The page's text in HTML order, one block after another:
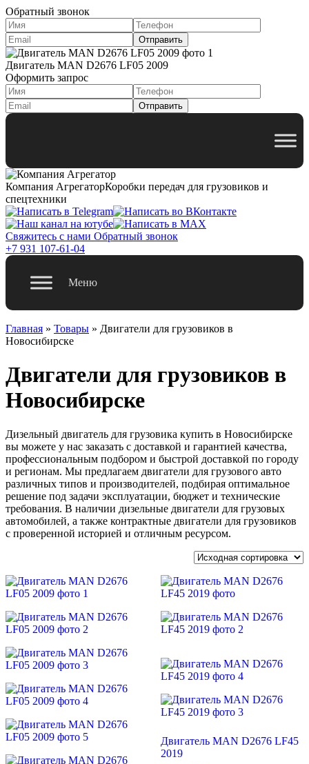
Обратный звонок
Двигатель MAN D2676 LF05 2009
Оформить запрос
Компания АгрегаторКоробки передач для грузовиков и
спецтехники
Свяжитесь с нами Обратный звонок
+7 931 107-61-04
Меню
Главная » Товары » Двигатели для грузовиков в
Новосибирске
Двигатели для грузовиков в
Новосибирске
Дизельный двигатель для грузовика купить в Новосибирске
вы можете у нас заказать с доставкой и гарантией качества,
профессиональным подбором и быстрой доставкой по городу
и регионам. Мы предлагаем двигатели для грузового авто
различных типов и производителей, подбирая оптимальное
решение под задачи эксплуатации, бюджет и технические
требования. В наличии дизельные двигатели для грузовых
автомобилей, а также контрактные двигатели для грузовиков
с проверенной историей и отличным ресурсом.
Двигатель MAN D2676 LF45
2019